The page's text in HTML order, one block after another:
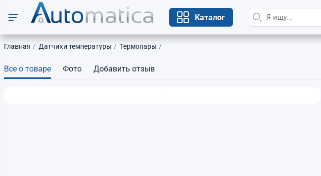
Каталог
Главная Датчики температуры Термопары
Все о товаре Фото Добавить отзыв